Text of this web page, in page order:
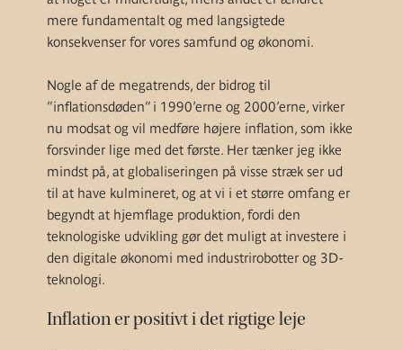
mere fundamentalt og med langsigtede
konsekvenser for vores samfund og økonomi.
Nogle af de megatrends, der bidrog til
”inflationsdøden” i 1990’erne og 2000’erne, virker
nu modsat og vil medføre højere inflation, som ikke
forsvinder lige med det første. Her tænker jeg ikke
mindst på, at globaliseringen på visse stræk ser ud
til at have kulmineret, og at vi i et større omfang er
begyndt at hjemflage produktion, fordi den
teknologiske udvikling gør det muligt at investere i
den digitale økonomi med industrirobotter og 3D-
teknologi.
Inflation er positivt i det rigtige leje